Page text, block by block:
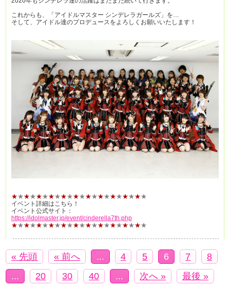
これからも、「アイドルマスター シンデレラガールズ」を…
そして、アイドル達のプロデュースをよろしくお願いいたします！
★★★★★★★★★★★★★★★★★★★★★★
イベント詳細はこちら！
イベント公式サイト：
https://idolmaster.jp/event/cinderella7th.php
★★★★★★★★★★★★★★★★★★★★★★
« 先頭 « 前へ ... 4 5 6 7
8
...
20 30 40 ... 次へ » 最後 »